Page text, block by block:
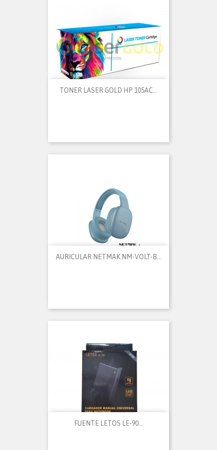
TONER LASER GOLD HP 105AC...
AURICULAR NETMAK NM-VOLT-B...
FUENTE LETOS LE-90...